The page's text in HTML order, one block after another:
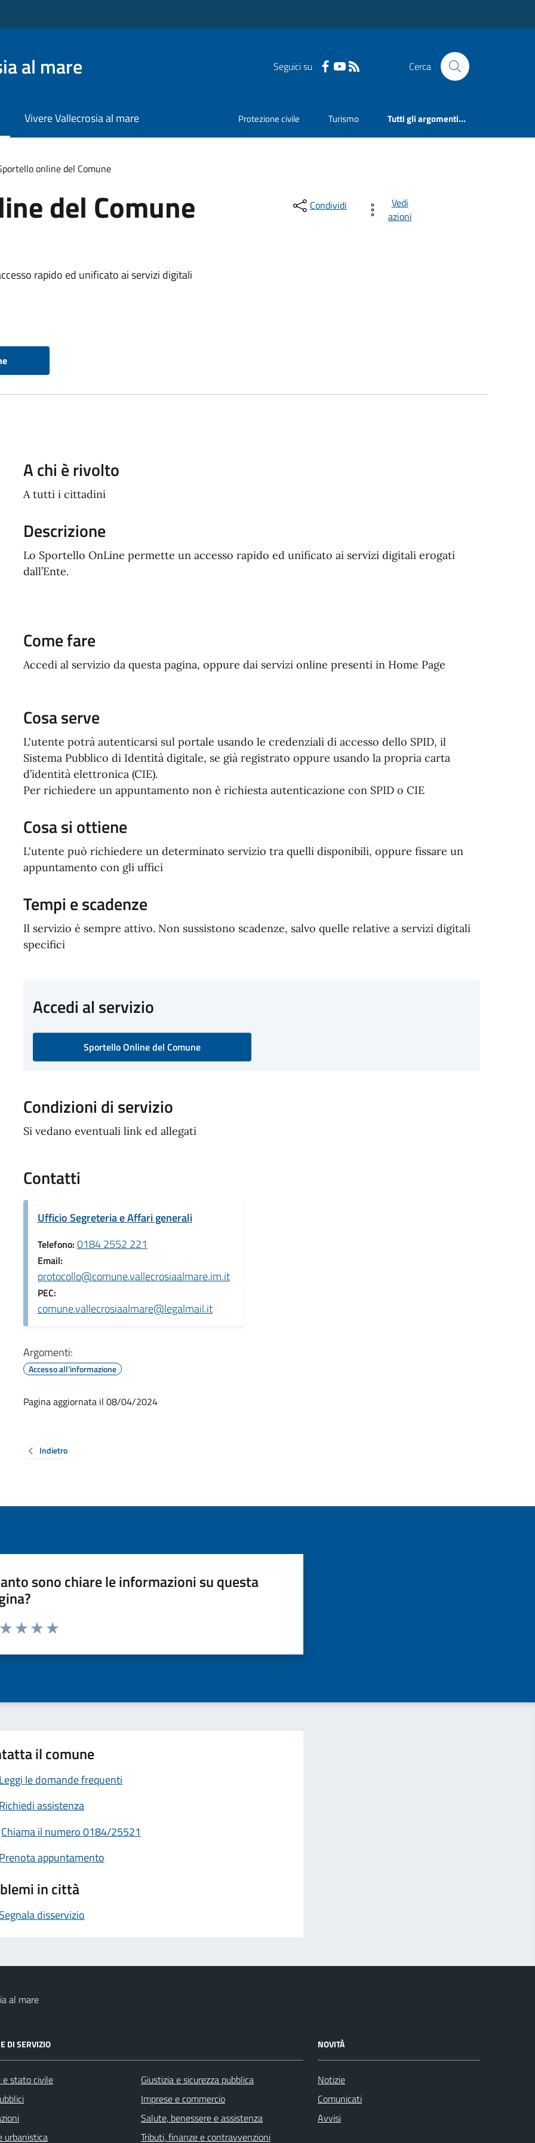
al mare Seguici su Cerca
Vivere Vallecrosia al mare Protezione civile Turismo Tutti gli argomenti...
online del Comune
del Comune
rapido ed unificato ai servizi digitali
Condividi
Vedi
azioni
A chi è rivolto
A tutti i cittadini
Descrizione
Lo Sportello OnLine permette un accesso rapido ed unificato ai servizi digitali erogati
dall’Ente.
Come fare
Accedi al servizio da questa pagina, oppure dai servizi online presenti in Home Page
Cosa serve
L'utente potrà autenticarsi sul portale usando le credenziali di accesso dello SPID, il
Sistema Pubblico di Identità digitale, se già registrato oppure usando la propria carta
d’identità elettronica (CIE).
Per richiedere un appuntamento non è richiesta autenticazione con SPID o CIE
Cosa si ottiene
L'utente può richiedere un determinato servizio tra quelli disponibili, oppure fissare un
appuntamento con gli uffici
Tempi e scadenze
Il servizio è sempre attivo. Non sussistono scadenze, salvo quelle relative a servizi digitali
specifici
Accedi al servizio
Sportello Online del Comune
Condizioni di servizio
Si vedano eventuali link ed allegati
Contatti
Ufficio Segreteria e Affari generali
Telefono: 0184 2552 221
Email:
protocollo@comune.vallecrosiaalmare.im.it
PEC:
comune.vallecrosiaalmare@legalmail.it
Argomenti:
Accesso all'informazione
Pagina aggiornata il 08/04/2024
Indietro
sono chiare le informazioni su questa
da 1 a 5 stelle la pagina
il comune
Leggi le domande frequenti
Richiedi assistenza
Chiama il numero 0184/25521
Prenota appuntamento
in città
Segnala disservizio
al mare
DI SERVIZIO
e stato civile
urbanistica
Giustizia e sicurezza pubblica
Imprese e commercio
Salute, benessere e assistenza
Tributi, finanze e contravvenzioni
NOVITÀ
Notizie
Comunicati
Avvisi